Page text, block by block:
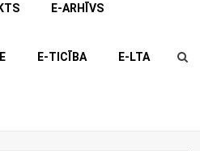
E-ARHĪVS
E-TICĪBA E-LTA